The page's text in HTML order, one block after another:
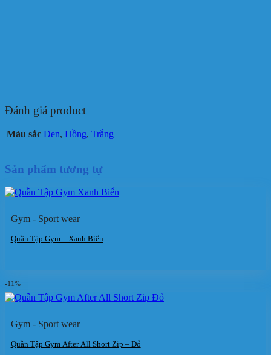
Đánh giá product
Màu sắc Đen, Hồng, Trắng
Sản phẩm tương tự
Gym - Sport wear
Quần Tập Gym – Xanh Biển
-11%
Gym - Sport wear
Quần Tập Gym After All Short Zip – Đỏ